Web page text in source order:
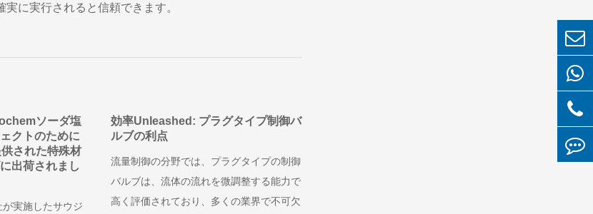
に実行されると信頼できます。
ソーダ塩
クトのために
された特殊材
出荷されまし
実施したサウジ
効率Unleashed: プラグタイプ制御バ
ルブの利点
流量制御の分野では、プラグタイプの制御
バルブは、流体の流れを微調整する能力で
高く評価されており、多くの業界で不可欠